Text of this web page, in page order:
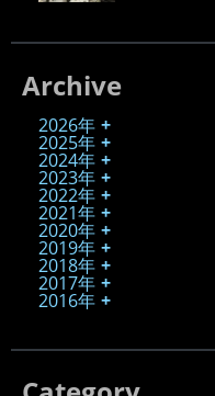
Archive
2026年
2025年
2024年
2023年
2022年
2021年
2020年
2019年
2018年
2017年
2016年